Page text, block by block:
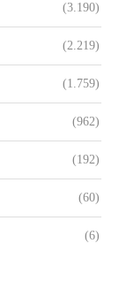
(3.190)
(2.219)
(1.759)
(962)
(192)
(60)
(6)